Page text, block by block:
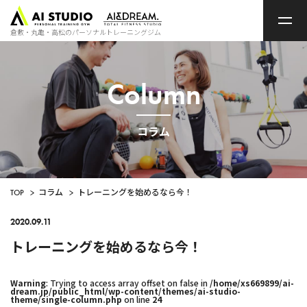
ッ
ペ
ー
ジ
倉敷・丸亀・高松のパーソナルトレーニングジム
Column
コラム
TOP > コラム > トレーニングを始めるなら今！
2020.09.11
トレーニングを始めるなら今！
Warning: Trying to access array offset on false in /home/xs669899/ai-
dream.jp/public_html/wp-content/themes/ai-studio-
theme/single-column.php on line 24